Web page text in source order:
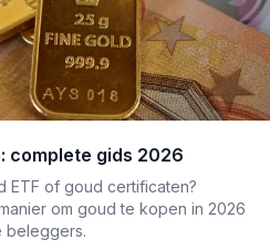
complete gids 2026
ETF of goud certificaten?
om goud te kopen in 2026
beleggers.